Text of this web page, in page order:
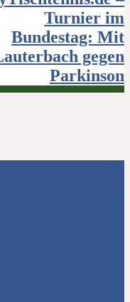
Turnier im
Bundestag: Mit
gegen
Parkinson